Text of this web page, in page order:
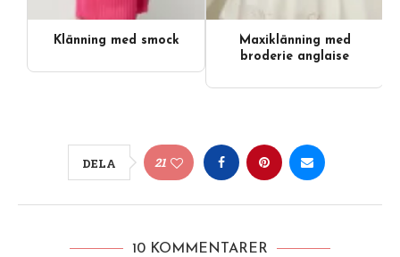
Klänning med smock
Maxiklänning med
broderie anglaise
DELA 21
10 KOMMENTARER